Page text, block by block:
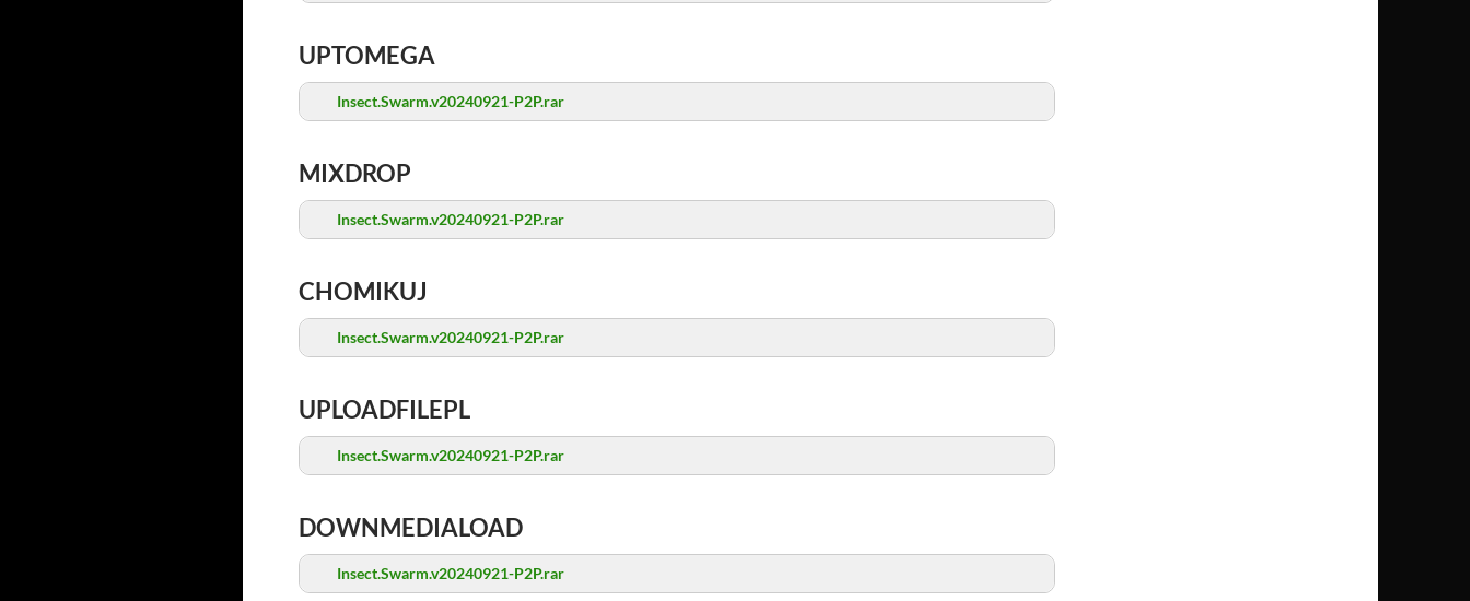
UPTOMEGA
Insect.Swarm.v20240921-P2P.rar
MIXDROP
Insect.Swarm.v20240921-P2P.rar
CHOMIKUJ
Insect.Swarm.v20240921-P2P.rar
UPLOADFILEPL
Insect.Swarm.v20240921-P2P.rar
DOWNMEDIALOAD
Insect.Swarm.v20240921-P2P.rar